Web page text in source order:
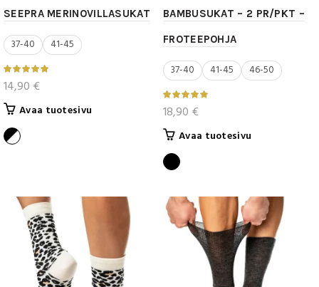
SEEPRA MERINOVILLASUKAT
37-40 41-45
14,90 €
Avaa tuotesivu
tuotteen
sivulla.
BAMBUSUKAT – 2 PR/PKT –
FROTEEPOHJA
37-40 41-45 46-50
18,90 €
Avaa tuotesivu
muunnelma.
Voit
tehdä
valinnat
tuotteen
sivulla.